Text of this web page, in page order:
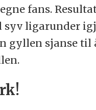
fans.
syv ligarunder
gyllen sjanse til